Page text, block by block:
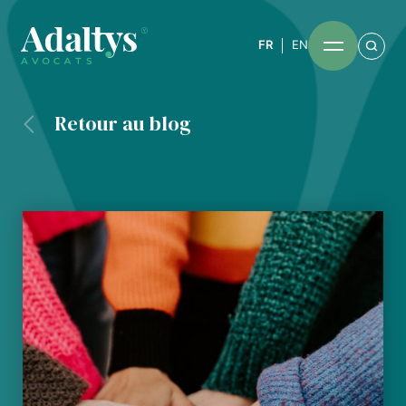
FR EN
Retour au blog